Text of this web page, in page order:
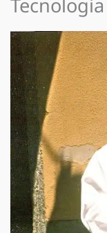
Tecnologia